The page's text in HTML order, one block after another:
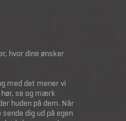
hvor dine ønsker
med det mener vi
se og mærk
huden på dem. Når
dig ud på egen